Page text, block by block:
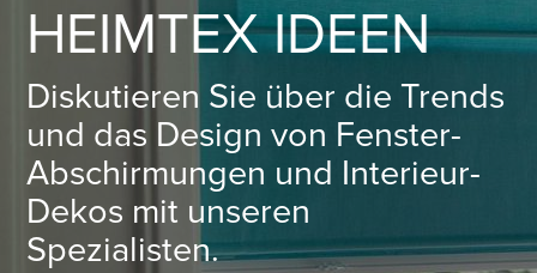
HEIMTEX IDEEN
Diskutieren Sie über die Trends
und das Design von Fenster-
Abschirmungen und Interieur-
Dekos mit unseren
Spezialisten.